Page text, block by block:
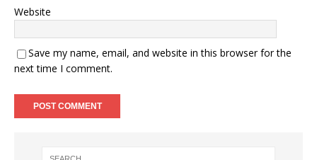
Website
Save my name, email, and website in this browser for the
next time I comment.